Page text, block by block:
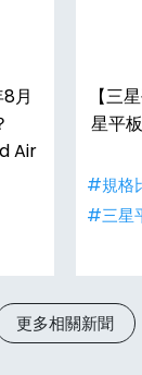
月
Air
【三
星平
#規格
#三星
更多相關新聞